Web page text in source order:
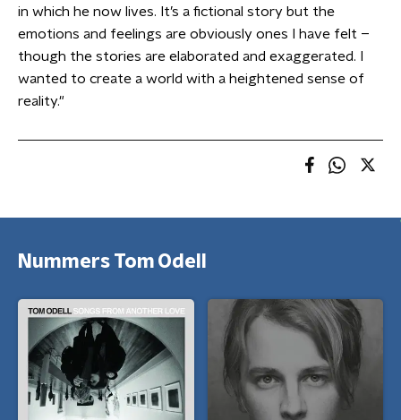
in which he now lives. It’s a fictional story but the
emotions and feelings are obviously ones I have felt –
though the stories are elaborated and exaggerated. I
wanted to create a world with a heightened sense of
reality."
Nummers Tom Odell